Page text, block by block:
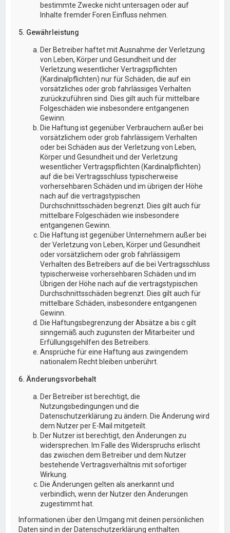
bestimmte Zwecke nicht untersagen oder auf
Inhalte fremder Foren Einfluss nehmen.
5. Gewährleistung
Der Betreiber haftet mit Ausnahme der Verletzung
von Leben, Körper und Gesundheit und der
Verletzung wesentlicher Vertragspflichten
(Kardinalpflichten) nur für Schäden, die auf ein
vorsätzliches oder grob fahrlässiges Verhalten
zurückzuführen sind. Dies gilt auch für mittelbare
Folgeschäden wie insbesondere entgangenen
Gewinn.
Die Haftung ist gegenüber Verbrauchern außer bei
vorsätzlichem oder grob fahrlässigem Verhalten
oder bei Schäden aus der Verletzung von Leben,
Körper und Gesundheit und der Verletzung
wesentlicher Vertragspflichten (Kardinalpflichten)
auf die bei Vertragsschluss typischerweise
vorhersehbaren Schäden und im übrigen der Höhe
nach auf die vertragstypischen
Durchschnittsschäden begrenzt. Dies gilt auch für
mittelbare Folgeschäden wie insbesondere
entgangenen Gewinn.
Die Haftung ist gegenüber Unternehmern außer bei
der Verletzung von Leben, Körper und Gesundheit
oder vorsätzlichem oder grob fahrlässigem
Verhalten des Betreibers auf die bei Vertragsschluss
typischerweise vorhersehbaren Schäden und im
Übrigen der Höhe nach auf die vertragstypischen
Durchschnittsschäden begrenzt. Dies gilt auch für
mittelbare Schäden, insbesondere entgangenen
Gewinn.
Die Haftungsbegrenzung der Absätze a bis c gilt
sinngemäß auch zugunsten der Mitarbeiter und
Erfüllungsgehilfen des Betreibers.
Ansprüche für eine Haftung aus zwingendem
nationalem Recht bleiben unberührt.
6. Änderungsvorbehalt
Der Betreiber ist berechtigt, die
Nutzungsbedingungen und die
Datenschutzerklärung zu ändern. Die Änderung wird
dem Nutzer per E-Mail mitgeteilt.
Der Nutzer ist berechtigt, den Änderungen zu
widersprechen. Im Falle des Widerspruchs erlischt
das zwischen dem Betreiber und dem Nutzer
bestehende Vertragsverhältnis mit sofortiger
Wirkung.
Die Änderungen gelten als anerkannt und
verbindlich, wenn der Nutzer den Änderungen
zugestimmt hat.
Informationen über den Umgang mit deinen persönlichen
Daten sind in der Datenschutzerklärung enthalten.